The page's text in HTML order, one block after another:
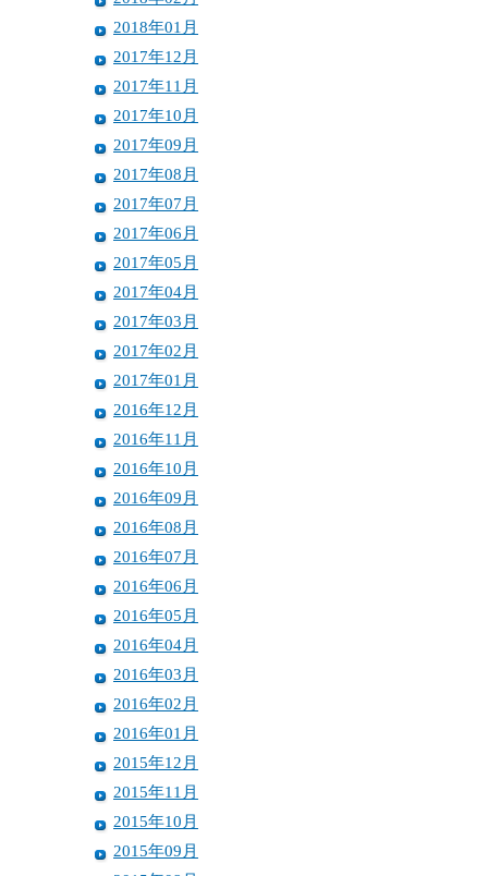
2018年01月
2017年12月
2017年11月
2017年10月
2017年09月
2017年08月
2017年07月
2017年06月
2017年05月
2017年04月
2017年03月
2017年02月
2017年01月
2016年12月
2016年11月
2016年10月
2016年09月
2016年08月
2016年07月
2016年06月
2016年05月
2016年04月
2016年03月
2016年02月
2016年01月
2015年12月
2015年11月
2015年10月
2015年09月